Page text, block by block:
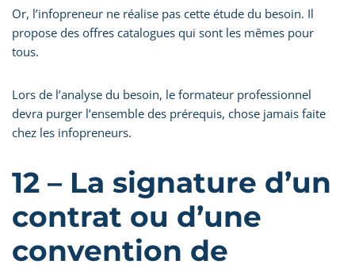
Or, l’infopreneur ne réalise pas cette étude du besoin. Il
propose des offres catalogues qui sont les mêmes pour
tous.
Lors de l’analyse du besoin, le formateur professionnel
devra purger l’ensemble des prérequis, chose jamais faite
chez les infopreneurs.
12 – La signature d’un
contrat ou d’une
convention de